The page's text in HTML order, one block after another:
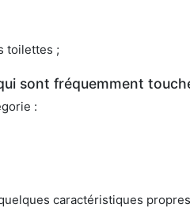
toilettes ;
sont fréquemment
:
caractéristiques